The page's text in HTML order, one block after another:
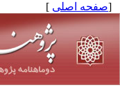
[صفحه اصلی ]